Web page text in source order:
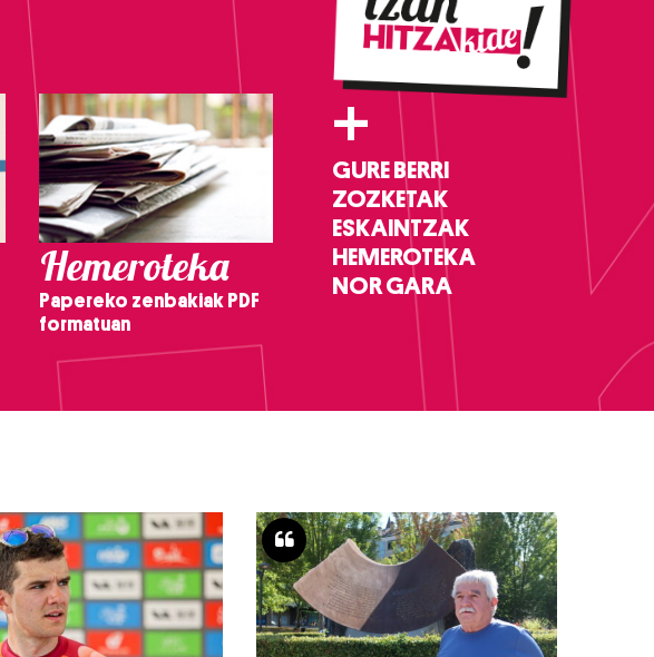
Hemeroteka
Papereko zenbakiak PDF
formatuan
+
GURE BERRI
ZOZKETAK
ESKAINTZAK
HEMEROTEKA
NOR GARA